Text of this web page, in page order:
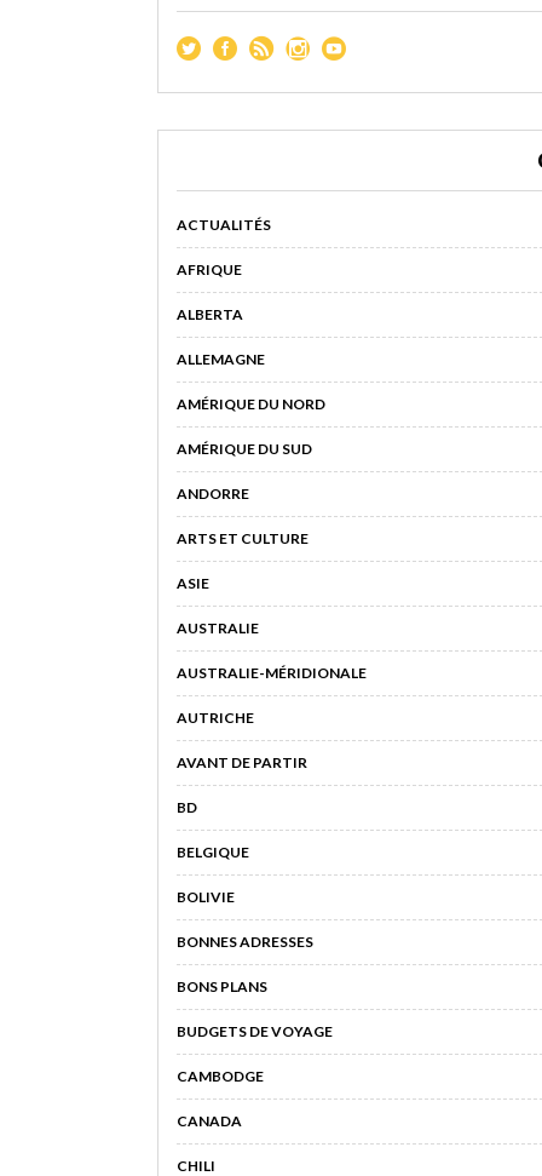
ACTUALITÉS
AFRIQUE
ALBERTA
ALLEMAGNE
AMÉRIQUE DU NORD
AMÉRIQUE DU SUD
ANDORRE
ARTS ET CULTURE
ASIE
AUSTRALIE
AUSTRALIE-MÉRIDIONALE
AUTRICHE
AVANT DE PARTIR
BD
BELGIQUE
BOLIVIE
BONNES ADRESSES
BONS PLANS
BUDGETS DE VOYAGE
CAMBODGE
CANADA
CHILI